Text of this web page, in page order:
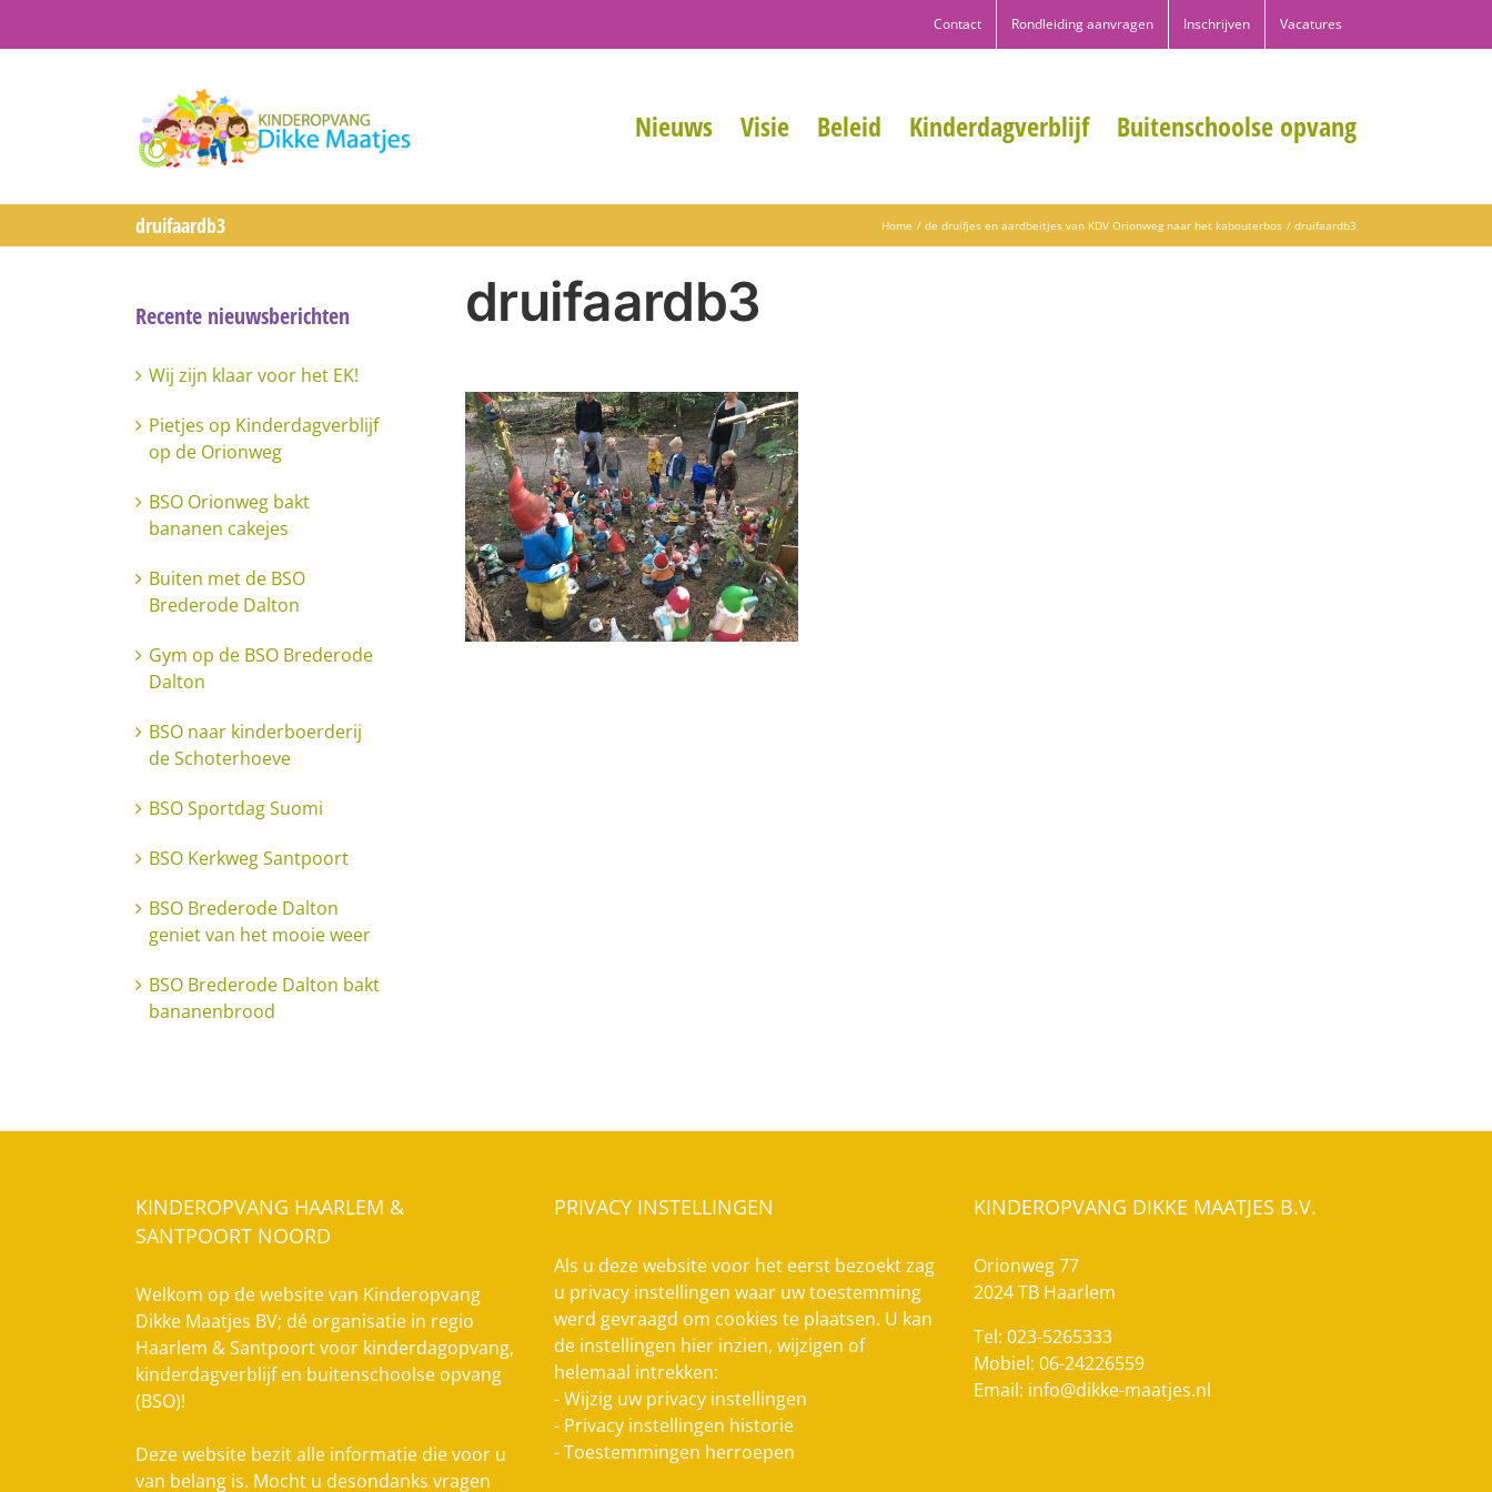
Contact Rondleiding aanvragen Inschrijven Vacatures
Nieuws Visie Beleid Kinderdagverblijf Buitenschoolse opvang
druifaardb3 Home de druifjes en aardbeitjes van KDV Orionweg naar het kabouterbos druifaardb3
druifaardb3
Recente nieuwsberichten
Wij zijn klaar voor het EK!
Pietjes op Kinderdagverblijf
op de Orionweg
BSO Orionweg bakt
bananen cakejes
Buiten met de BSO
Brederode Dalton
Gym op de BSO Brederode
Dalton
BSO naar kinderboerderij
de Schoterhoeve
BSO Sportdag Suomi
BSO Kerkweg Santpoort
BSO Brederode Dalton
geniet van het mooie weer
BSO Brederode Dalton bakt
bananenbrood
KINDEROPVANG HAARLEM &
SANTPOORT NOORD
Welkom op de website van Kinderopvang
Dikke Maatjes BV; dé organisatie in regio
Haarlem & Santpoort voor kinderdagopvang,
kinderdagverblijf en buitenschoolse opvang
(BSO)!
Deze website bezit alle informatie die voor u
van belang is. Mocht u desondanks vragen
PRIVACY INSTELLINGEN
Als u deze website voor het eerst bezoekt zag
u privacy instellingen waar uw toestemming
werd gevraagd om cookies te plaatsen. U kan
de instellingen hier inzien, wijzigen of
helemaal intrekken:
-Wijzig uw privacy instellingen
- Privacy instellingen historie
-Toestemmingen herroepen
KINDEROPVANG DIKKE MAATJES B.V.
Orionweg 77
2024 TB Haarlem
Tel: 023-5265333
Mobiel: 06-24226559
Email: info@dikke-maatjes.nl